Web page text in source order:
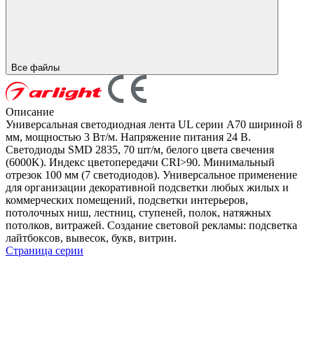
Все файлы
Описание
Универсальная светодиодная лента UL серии A70 шириной 8
мм, мощностью 3 Вт/м. Напряжение питания 24 В.
Светодиоды SMD 2835, 70 шт/м, белого цвета свечения
(6000K). Индекс цветопередачи CRI>90. Минимальный
отрезок 100 мм (7 светодиодов). Универсальное применение
для организации декоративной подсветки любых жилых и
коммерческих помещений, подсветки интерьеров,
потолочных ниш, лестниц, ступеней, полок, натяжных
потолков, витражей. Создание световой рекламы: подсветка
лайтбоксов, вывесок, букв, витрин.
Страница серии